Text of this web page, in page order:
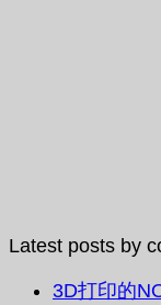
Latest posts by
3D打印的